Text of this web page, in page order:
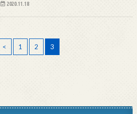
2020.11.18
< 1 2 3